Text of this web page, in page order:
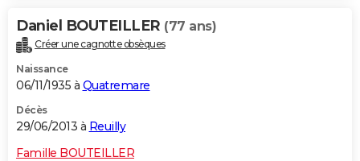
Daniel BOUTEILLER (77 ans)
Créer une cagnotte obsèques
Naissance
06/11/1935 à Quatremare
Décès
29/06/2013 à Reuilly
Famille BOUTEILLER